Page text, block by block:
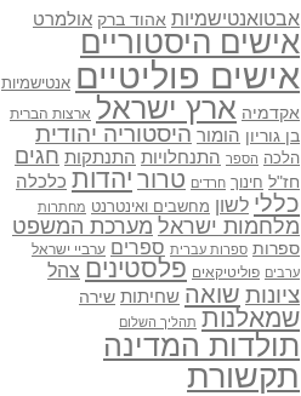
אבטואנטישמיות אהוד ברק אולמרט
אישים היסטוריים
אישים פוליטיים אנטישמיות
אקדמיה ארץ ישראל ארצות הברית
בן גוריון הומור היסטוריה יהודית
הלכה הספר התנחלויות התנתקות חגים
חז"ל חינוך חרדים טרור יהדות כלכלה
כללי לשון מחשבים ואינטרנט מחתרות
מלחמות ישראל מערכת המשפט
ספרות ספרות עברית ספרים ערביי ישראל
ערבים פוליטיקאים פלסטינים צהל
ציונות שואה שחיתות שירה
שמאלנות תהליך השלום
תולדות המדינה
תקשורת